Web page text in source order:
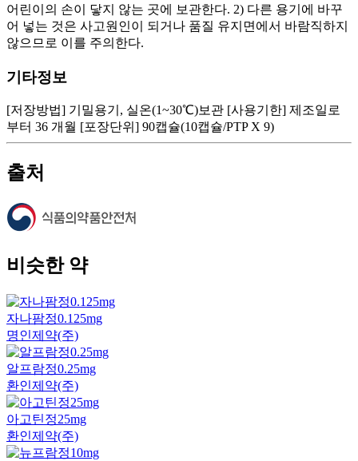
어린이의 손이 닿지 않는 곳에 보관한다. 2) 다른 용기에 바꾸
어 넣는 것은 사고원인이 되거나 품질 유지면에서 바람직하지
않으므로 이를 주의한다.
기타정보
[저장방법] 기밀용기, 실온(1~30℃)보관 [사용기한] 제조일로
부터 36 개월 [포장단위] 90캡슐(10캡슐/PTP X 9)
출처
비슷한 약
자나팜정0.125mg
명인제약(주)
알프람정0.25mg
환인제약(주)
아고틴정25mg
환인제약(주)